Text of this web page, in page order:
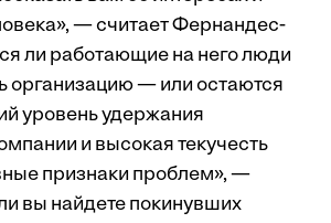
— считает Фернандес-
ли работающие на него люди
организацию — или остаются
уровень удержания
и высокая текучесть
признаки проблем», —
вы найдете покинувших